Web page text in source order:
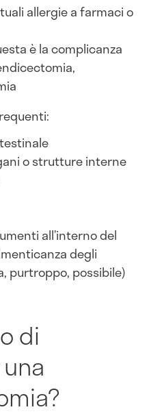
allergie a farmaci o
è la complicanza
o strutture interne
all’interno del
degli
purtroppo, possibile)
di